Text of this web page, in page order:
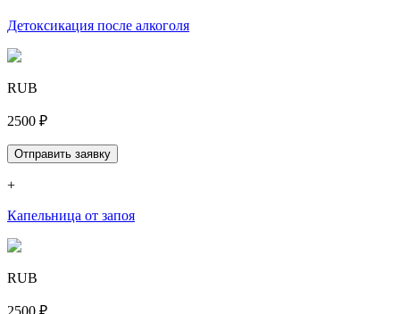
Детоксикация после алкоголя
RUB
2500 ₽
Отправить заявку
+
Капельница от запоя
RUB
2500 ₽